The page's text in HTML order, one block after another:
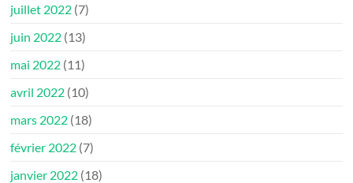
juillet 2022 (7)
juin 2022 (13)
mai 2022 (11)
avril 2022 (10)
mars 2022 (18)
février 2022 (7)
janvier 2022 (18)